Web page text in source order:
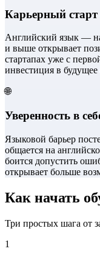
Карьерный
Английский язык —
и выше открывает
стартапах уже с
инвестиция в будущее
🌐
Уверенность в
Языковой барьер
общается на
боится допустить
открывает больше
Как начать
Три простых шага от
1